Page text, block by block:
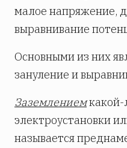
малое напряжение,
выравнивание
Основными из них
зануление и
Заземлениемкакой-
электроустановки
называется